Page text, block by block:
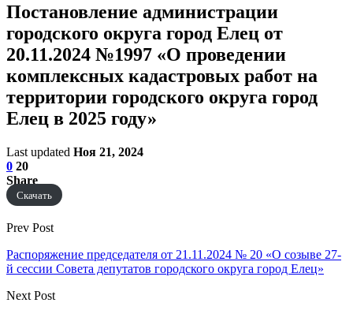
Постановление администрации
городского округа город Елец от
20.11.2024 №1997 «О проведении
комплексных кадастровых работ на
территории городского округа город
Елец в 2025 году»
Last updated Ноя 21, 2024
0 20
Share
Скачать
Prev Post
Распоряжение председателя от 21.11.2024 № 20 «О созыве 27-
й сессии Совета депутатов городского округа город Елец»
Next Post